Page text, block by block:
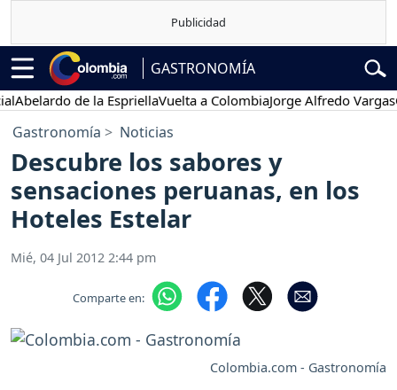
GASTRONOMÍA
Abelardo de la EspriellaVuelta a ColombiaJorge Alfredo Vargas
Gastronomía Noticias
Descubre los sabores y
sensaciones peruanas, en los
Hoteles Estelar
Mié, 04 Jul 2012 2:44 pm
Comparte en:
Colombia.com - Gastronomía